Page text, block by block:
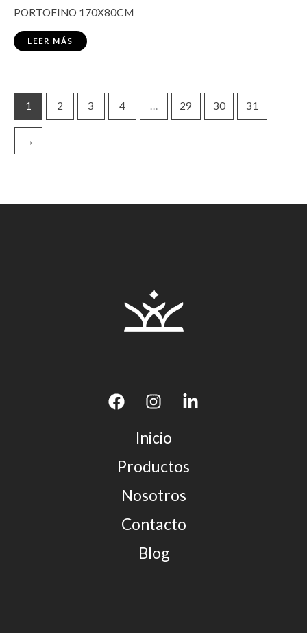
PORTOFINO 170X80CM
LEER MÁS
1 2 3 4 … 29 30 31
→
Inicio
Productos
Nosotros
Contacto
Blog